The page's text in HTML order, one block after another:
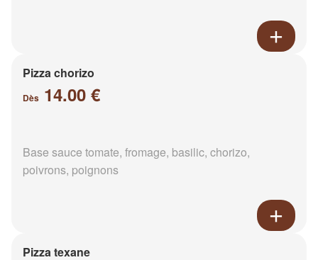
Pizza chorizo
Dès 14.00 €
Base sauce tomate, fromage, basilic, chorizo,
poivrons, poignons
Pizza texane